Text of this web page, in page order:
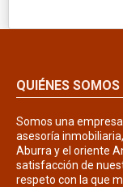
QUIÉNES SOMOS
Somos una
asesoría
Aburra y el oriente
satisfacción de
respeto con la que